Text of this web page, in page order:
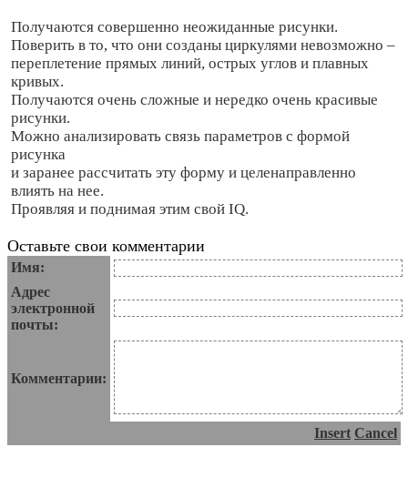
Получаются совершенно неожиданные рисунки.
Поверить в то, что они созданы циркулями невозможно –
переплетение прямых линий, острых углов и плавных
кривых.
Получаются очень сложные и нередко очень красивые
рисунки.
Можно анализировать связь параметров с формой
рисунка
и заранее рассчитать эту форму и целенаправленно
влиять на нее.
Проявляя и поднимая этим свой IQ.
Оставьте свои комментарии
Имя:
Адрес
электронной
почты:
Комментарии:
Insert Cancel